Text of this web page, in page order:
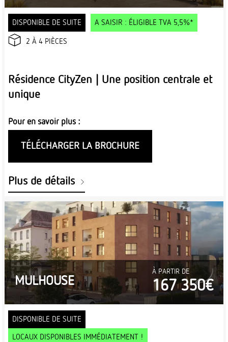
DISPONIBLE DE SUITE A SAISIR : ÉLIGIBLE TVA 5,5%*
2 À 4 PIÈCES
Résidence CityZen | Une position centrale et
unique
Pour en savoir plus :
TÉLÉCHARGER LA BROCHURE
Plus de détails
MULHOUSE
À PARTIR DE
167 350€
DISPONIBLE DE SUITE
LOCAUX DISPONIBLES IMMÉDIATEMENT !